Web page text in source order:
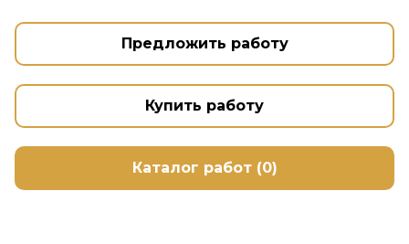
Предложить работу
Купить работу
Каталог работ (0)